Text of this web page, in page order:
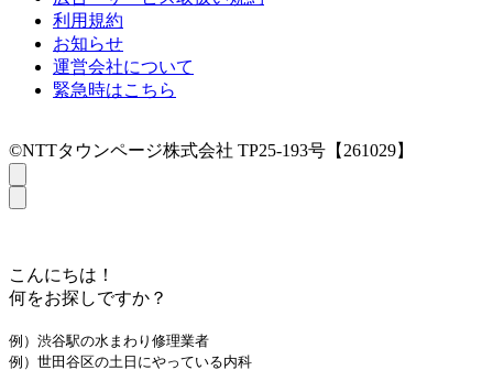
利用規約
お知らせ
運営会社について
緊急時はこちら
©NTTタウンページ株式会社 TP25-193号【261029】
こんにちは！
何をお探しですか？
例）渋谷駅の水まわり修理業者
例）世田谷区の土日にやっている内科